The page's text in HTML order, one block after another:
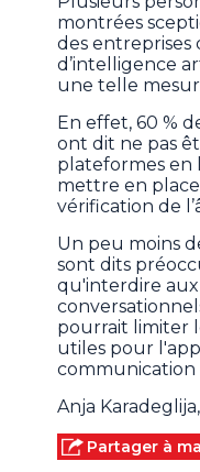
montrées
des entreprises
d’intelligence
une telle
En effet, 60 %
ont dit ne pas
plateformes en
mettre en
vérification de
Un peu moins
sont dits
qu'interdire
pourrait limiter
utiles pour
communication
Anja
Partager à